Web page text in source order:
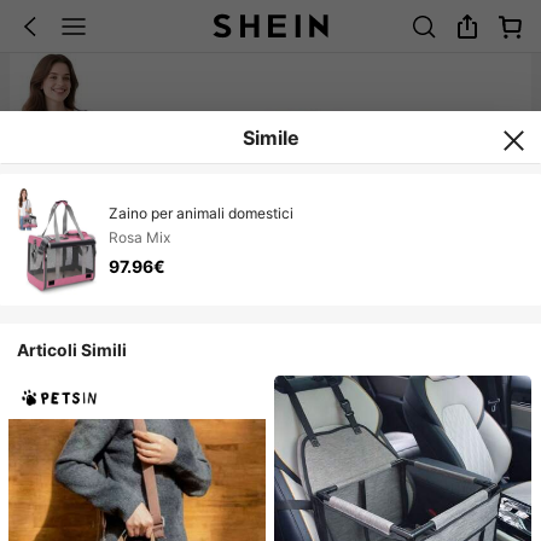
Simile
Zaino per animali domestici
Rosa Mix
97.96€
Articoli Simili